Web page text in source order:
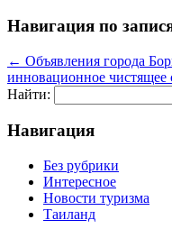
Навигация по
← Объявления города
инновационное чистящее
Найти:
Навигация
Без рубрики
Интересное
Новости туризма
Таиланд